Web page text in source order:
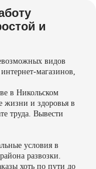
и
видов
магазинов,
в Никольском
жизни и здоровья в
труда. Вывести
условия в
развозки.
хоть по пути до